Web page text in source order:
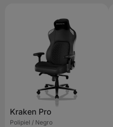
Kraken Pro
Polipiel / Negro